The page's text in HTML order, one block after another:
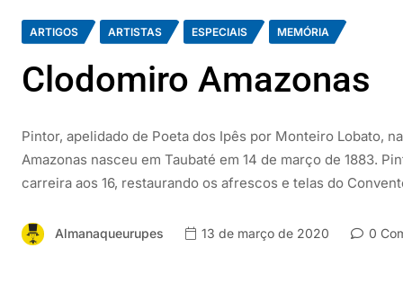
ARTIGOS ARTISTAS ESPECIAIS MEMÓRIA
Clodomiro Amazonas
Pintor, apelidado de Poeta dos Ipês por Monteiro Lobato,
Amazonas nasceu em Taubaté em 14 de março de 1883.
carreira aos 16, restaurando os afrescos e telas do
Almanaqueurupes 13 de março de 2020 0